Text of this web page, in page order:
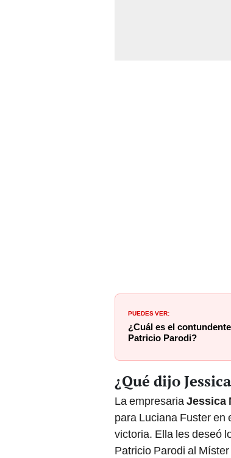
PUEDES VER:
¿Cuál es el
Patricio Parodi?
¿Qué dijo
La empresariaJessica
para Luciana Fuster en
victoria. Ella les deseó
Patricio Parodi al